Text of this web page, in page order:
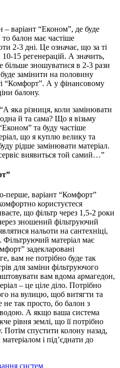
варіант “Економ”, де буде
то балон має частіше
2-3 дні. Це означає, що за ті
15 регенерацій. А значить,
більше зношуватися в 2-3 рази
замінити на половину
“Комфорт”. А у фінансовому
балону.
яка різниця, коли замінювати
й та сама? Що я візьму
та буду частіше
що я куплю велику та
рідше замінювати матеріал.
виявиться той самий…”
перше, варіант “Комфорт”
користуєтеся
що фільтр через 1,5-2 роки
зношений фільтруючий
нальоти на сантехніці,
Фільтруючий матеріал має
задекларовані
вам не потрібно буде так
для заміни фільтруючого
вам вдома армагедон,
– це ціле діло. Потрібно
на вулицю, щоб витягти та
так просто, бо балон з
А якщо ваша система
рівня землі, що її потрібно
Потім спустити колону назад,
і під’єднати до